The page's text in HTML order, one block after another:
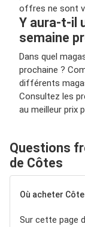
offres ne sont
Y aura-t-il
semaine
Dans quel
prochaine ?
différents
Consultez les
au meilleur prix
Questions
de Côtes
Où acheter
Sur cette page